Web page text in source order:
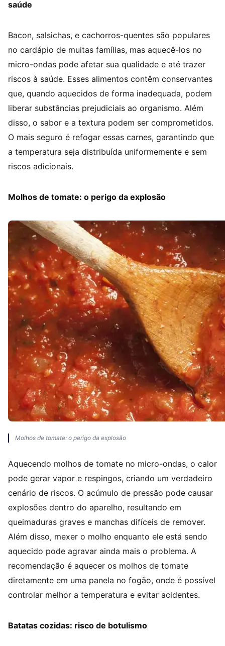
saúde
Bacon, salsichas, e cachorros-quentes são populares
no cardápio de muitas famílias, mas aquecê-los no
micro-ondas pode afetar sua qualidade e até trazer
riscos à saúde. Esses alimentos contêm conservantes
que, quando aquecidos de forma inadequada, podem
liberar substâncias prejudiciais ao organismo. Além
disso, o sabor e a textura podem ser comprometidos.
O mais seguro é refogar essas carnes, garantindo que
a temperatura seja distribuída uniformemente e sem
riscos adicionais.
Molhos de tomate: o perigo da explosão
Molhos de tomate: o perigo da explosão
Aquecendo molhos de tomate no micro-ondas, o calor
pode gerar vapor e respingos, criando um verdadeiro
cenário de riscos. O acúmulo de pressão pode causar
explosões dentro do aparelho, resultando em
queimaduras graves e manchas difíceis de remover.
Além disso, mexer o molho enquanto ele está sendo
aquecido pode agravar ainda mais o problema. A
recomendação é aquecer os molhos de tomate
diretamente em uma panela no fogão, onde é possível
controlar melhor a temperatura e evitar acidentes.
Batatas cozidas: risco de botulismo